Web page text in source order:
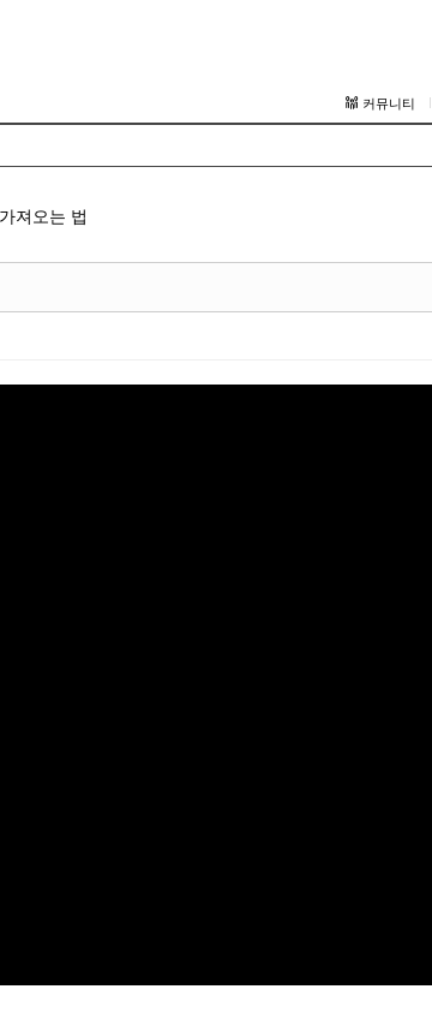
커뮤니티
져오는 법